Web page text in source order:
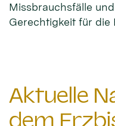
Missbrauchsfälle
Gerechtigkeit für die
Aktuelle
dem